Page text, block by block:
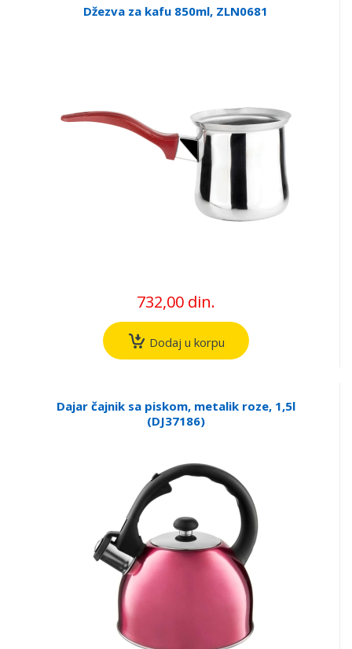
Džezva za kafu 850ml, ZLN0681
732,00 din.
Dodaj u korpu
Dajar čajnik sa piskom, metalik roze, 1,5l
(DJ37186)